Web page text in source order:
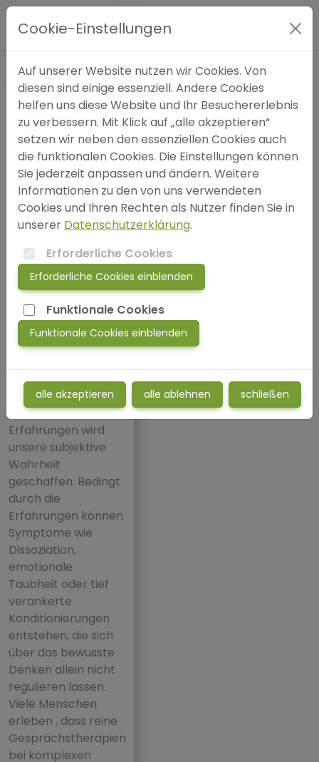
Hauptmenü
Expertensuche
Blog
FAQ
SOS
login
»Die Psyche-
Verwalterin unserer
Die Psyche-
Verwalterin
unserer
Emotionen
von Petra
Röhrsheim – 12. April
Einschneidende
Lebenserfahrungen,
Traumata und
Entwicklungstraumata
werden im
unseres Gehirns
gespeichert.
Aus diesen
Erfahrungen wird
unsere subjektive
Wahrheit
geschaffen. Bedingt
durch die
Erfahrungen können
Symptome wie
Dissoziation,
emotionale
Taubheit oder tief
verankerte
Konditionierungen
entstehen, die sich
über das bewusste
Denken allein nicht
regulieren lassen.
Viele Menschen
erleben , dass reine
Gesprächstherapien
bei komplexen
Cookie-Einstellungen
Auf unserer Website nutzen wir Cookies. Von
diesen sind einige essenziell. Andere Cookies
helfen uns diese Website und Ihr Besuchererlebnis
zu verbessern. Mit Klick auf „alle akzeptieren“
setzen wir neben den essenziellen Cookies auch
die funktionalen Cookies. Die Einstellungen können
Sie jederzeit anpassen und ändern. Weitere
Informationen zu den von uns verwendeten
Cookies und Ihren Rechten als Nutzer finden Sie in
unserer Datenschutzerklärung.
Erforderliche Cookies
Erforderliche Cookies einblenden
Funktionale Cookies
Funktionale Cookies einblenden
alle akzeptieren alle ablehnen schließen